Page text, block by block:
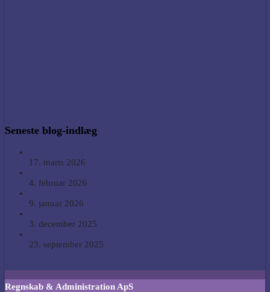
Seneste blog-indlæg
17. marts 2026
4. februar 2026
9. januar 2026
3. december 2025
23. september 2025
Regnskab & Administration ApS